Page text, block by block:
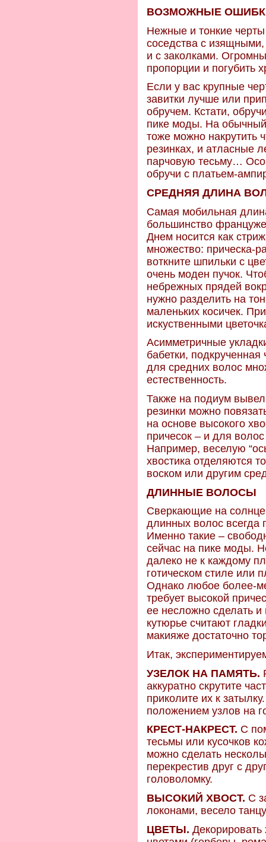
ВОЗМОЖНЫЕ
Нежные и тонкие
соседства с
и с заколками.
пропорции и погубить
Если у вас крупные
завитки лучше или
обручем. Кстати,
пике моды. На
тоже можно накрутить
резинках, и атласные
парчовую тесьму…
обручи с платьем-
СРЕДНЯЯ ДЛИНА
Самая мобильная
большинство
Днем носится как
множество: прическа-
воткните шпильки с
очень моден пучок.
небрежных прядей
нужно разделить на
маленьких косичек.
искуственными
Асимметричные
бабетки,
для средних волос
естественность.
Также на подиум
резинки можно
на основе высокого
причесок – и для
Например, веселую
хвостика отделяются
воском или другим
ДЛИННЫЕ ВОЛОСЫ
Сверкающие на
длинных волос всегда
Именно такие –
сейчас на пике моды.
далеко не к каждому
готическом стиле или
Однако любое более-
требует высокой
ее несложно сделать
кутюрье считают
макияже достаточно
Итак,
УЗЕЛОК НА ПАМЯТЬ.
аккуратно скрутите
приколите их к
положением узлов на
КРЕСТ-НАКРЕСТ. С
тесьмы или кусочков
можно сделать
перекрестив друг с
головоломку.
ВЫСОКИЙ ХВОСТ. С
локонами, весело
ЦВЕТЫ.